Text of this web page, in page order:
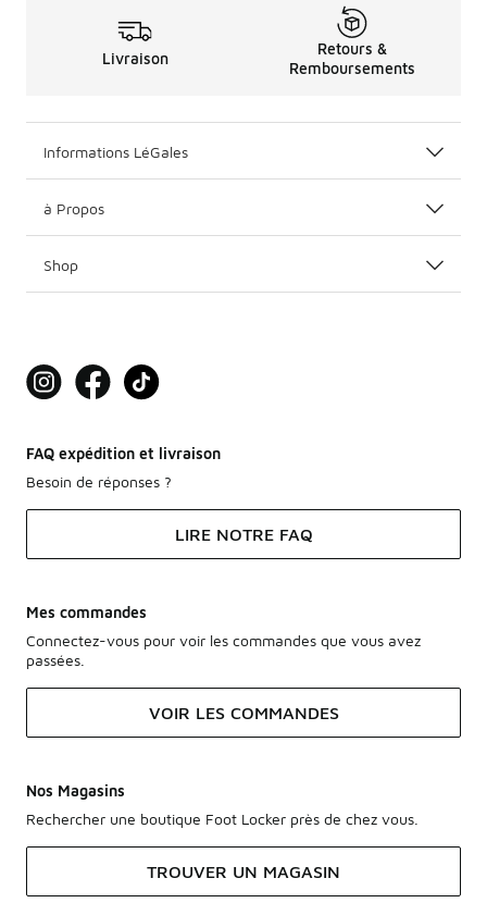
Livraison
Retours &
Remboursements
Informations LéGales
à Propos
Shop
FAQ expédition et livraison
Besoin de réponses ?
LIRE NOTRE FAQ
Mes commandes
Connectez-vous pour voir les commandes que vous avez
passées.
VOIR LES COMMANDES
Nos Magasins
Rechercher une boutique Foot Locker près de chez vous.
TROUVER UN MAGASIN